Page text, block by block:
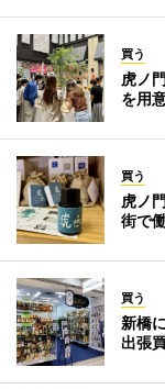
買う
虎ノ
を用
買う
虎ノ
街で
買う
新橋
出張